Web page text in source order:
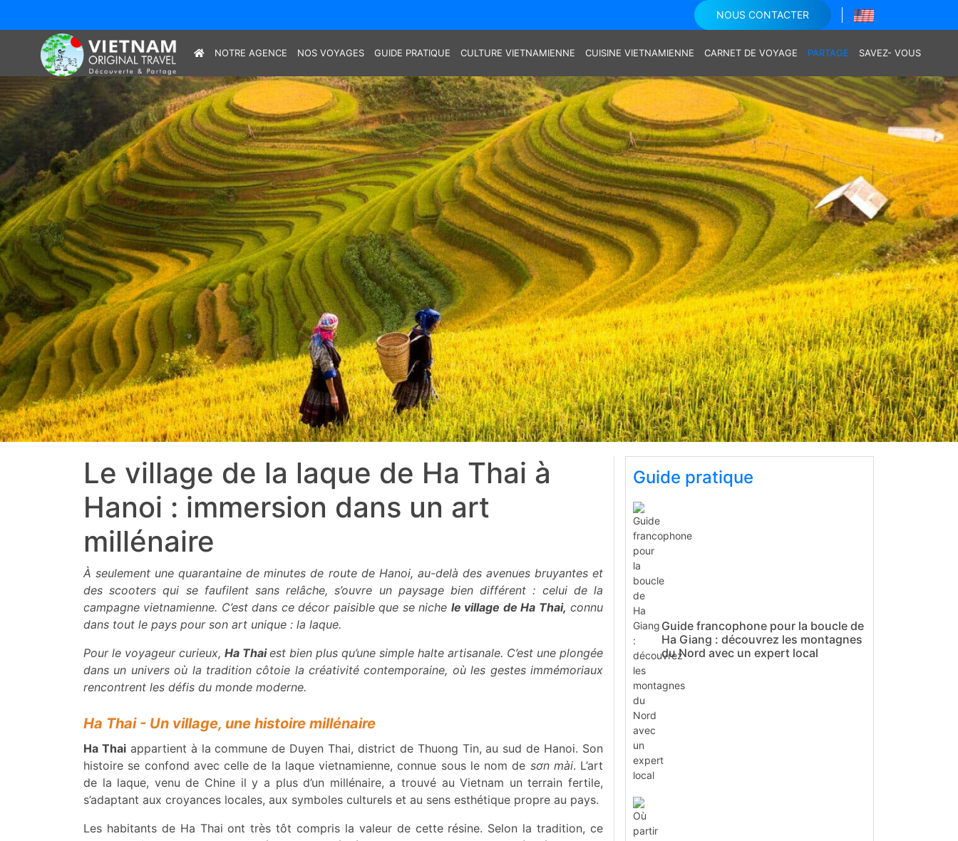
NOUS CONTACTER
NOTRE AGENCE NOS VOYAGES GUIDE PRATIQUE CULTURE VIETNAMIENNE CUISINE VIETNAMIENNE CARNET DE VOYAGE PARTAGE SAVEZ- VOUS
Le village de la laque de Ha Thai à
Hanoi : immersion dans un art
millénaire
À seulement une quarantaine de minutes de route de Hanoi, au-delà des avenues bruyantes et
des scooters qui se faufilent sans relâche, s’ouvre un paysage bien différent : celui de la
campagne vietnamienne. C’est dans ce décor paisible que se niche le village de Ha Thai, connu
dans tout le pays pour son art unique : la laque.
Pour le voyageur curieux, Ha Thaiest bien plus qu’une simple halte artisanale. C’est une plongée
dans un univers où la tradition côtoie la créativité contemporaine, où les gestes immémoriaux
rencontrent les défis du monde moderne.
Ha Thai - Un village, une histoire millénaire
Ha Thaiappartient à la commune de Duyen Thai, district de Thuong Tin, au sud de Hanoi. Son
histoire se confond avec celle de la laque vietnamienne, connue sous le nom de sơn mài. L’art
de la laque, venu de Chine il y a plus d’un millénaire, a trouvé au Vietnam un terrain fertile,
s’adaptant aux croyances locales, aux symboles culturels et au sens esthétique propre au pays.
Les habitants de Ha Thai ont très tôt compris la valeur de cette résine. Selon la tradition, ce
Guide pratique
Guide francophone pour la boucle de
Ha Giang : découvrez les montagnes
du Nord avec un expert local